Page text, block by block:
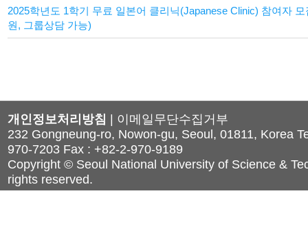
2025학년도 1학기 무료 일본어 클리닉(Japanese Clinic) 참여자
원, 그룹상담 가능)
개인정보처리방침
이메일무단수집거부
232 Gongneung-ro, Nowon-gu, Seoul, 01811, Korea
970-7203 Fax : +82-2-970-9189
Copyright © Seoul National University of Science &
rights reserved.